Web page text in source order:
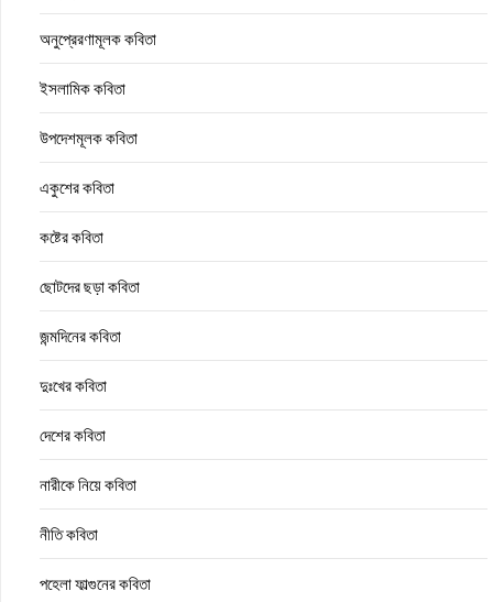
অনুপ্রেরণামূলক কবিতা
ইসলামিক কবিতা
উপদেশমূলক কবিতা
একুশের কবিতা
কষ্টের কবিতা
ছোটদের ছড়া কবিতা
জন্মদিনের কবিতা
দুঃখের কবিতা
দেশের কবিতা
নারীকে নিয়ে কবিতা
নীতি কবিতা
পহেলা ফাল্গুনের কবিতা